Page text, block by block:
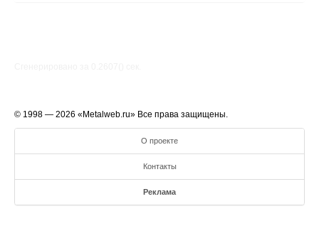
© 1998 — 2026 «Metalweb.ru» Все права защищены.
О проекте
Контакты
Реклама